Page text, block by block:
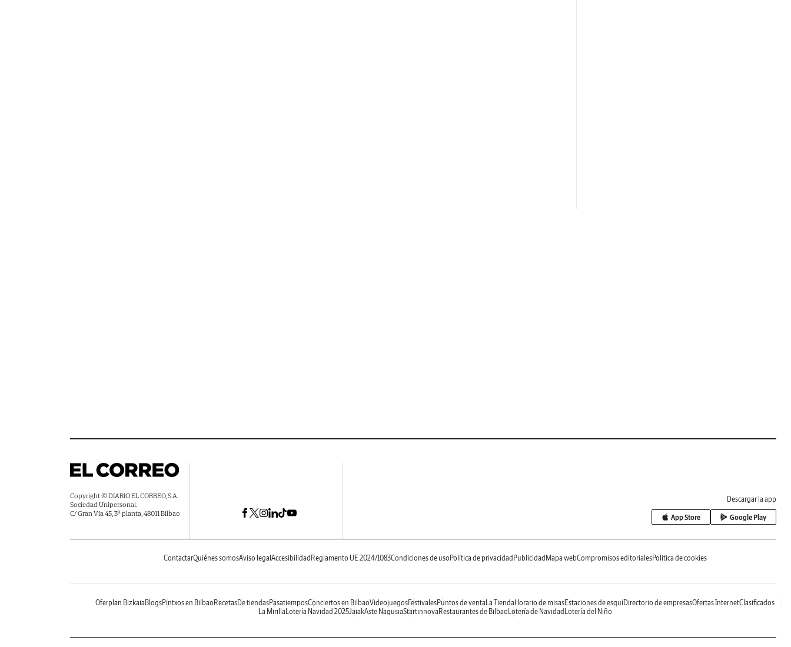
Copyright © DIARIO EL CORREO, S.A.
Sociedad Unipersonal.
C/ Gran Vía 45, 3ª planta, 48011 Bilbao
Descargar la app
App Store Google Play
ContactarQuiénes somosAviso legal Accesibilidad Reglamento UE 2024/1083Condiciones de uso Política de privacidad Publicidad Mapa webCompromisos editorialesPolítica de cookies
Oferplan Bizkaia BlogsPintxos en Bilbao RecetasDe tiendasPasatiemposConciertos en BilbaoVideojuegosFestivalesPuntos de venta La Tienda Horario de misasEstaciones de esquíDirectorio de empresasOfertas InternetClasificados
La Mirilla Lotería Navidad 2025JaiakAste NagusiaStartinnova Restaurantes de Bilbao Lotería de Navidad Lotería del Niño